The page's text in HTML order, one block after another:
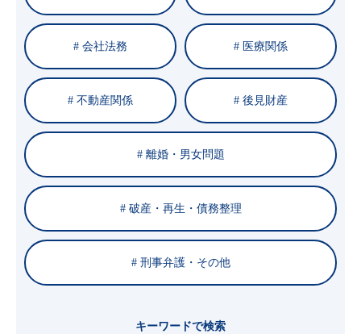
# 会社法務 # 医療関係
# 不動産関係 # 後見財産
# 離婚・男女問題
# 破産・再生・債務整理
# 刑事弁護・その他
キーワードで検索